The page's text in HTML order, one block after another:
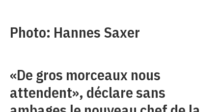
Photo: Hannes Saxer
«De gros morceaux nous
attendent», déclare sans